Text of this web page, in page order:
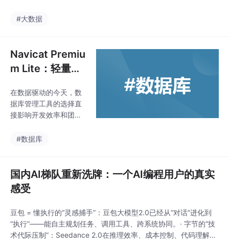
的数据集针对不同的NL
模型训练。在选择适合
的高质量数据集是训练
中文大模型的关键。上
个领域和应用场景，可
以根据具体需求对数据
进行二次处理和清洗，
取和使用这些数据集
规定。
#大数据
Navicat Premiu
m Lite：轻量级
具，免费开启你
的数据之旅
在数据驱动的今天，数
据库管理工具的选择直
接影响开发效率和团队
为老牌数据库管理工
具，适合个人开发者和
小型团队快速上手数据
库管理。，专为个人开
者设计，支持主流数据
库的管理与开发。为核
心，去除了一些高级功
#数据库
国内AI梯队重新洗牌：一个AI编程用户的真实
感受
豆包 = 懂执行的“灵感捕手”：豆包大模型2.0已经从“对话”进化到
“执行”——能自主规划任务、调用工具、跨系统协同。· 字节的“技
术代际压制”：Seedance 2.0在推理效率、成本控制、代码理解能